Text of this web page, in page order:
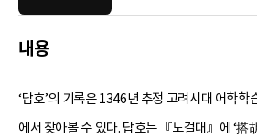
내용
‘답호’의 기록은 1346년 추정 고려시대 어학학
에서 찾아볼 수 있다. 답호는 『노걸대』에 ‘搭